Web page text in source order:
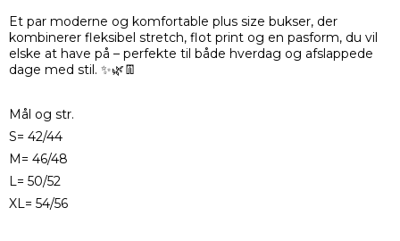
Et par moderne og komfortable plus size bukser, der
kombinerer fleksibel stretch, flot print og en pasform, du vil
elske at have på – perfekte til både hverdag og afslappede
dage med stil. ✨🌿👖
Mål og str.
S= 42/44
M= 46/48
L= 50/52
XL= 54/56